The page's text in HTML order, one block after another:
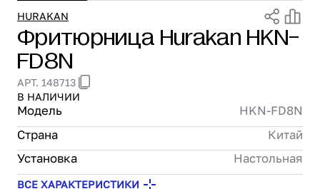
Проектирование
Сервис и монтаж
ПОКУПАТЕЛЯМ
Доставка и оплата
Гарантия и возврат
Лизинг
Акции
О GRANBAZAR
О нас
HURAKAN
Фритюрница Hurakan HKN-
FD8N
АРТ. 148713
В НАЛИЧИИ
Модель
HKN-FD8N
Страна
Китай
Установка
Настольная
ВСЕ ХАРАКТЕРИСТИКИ